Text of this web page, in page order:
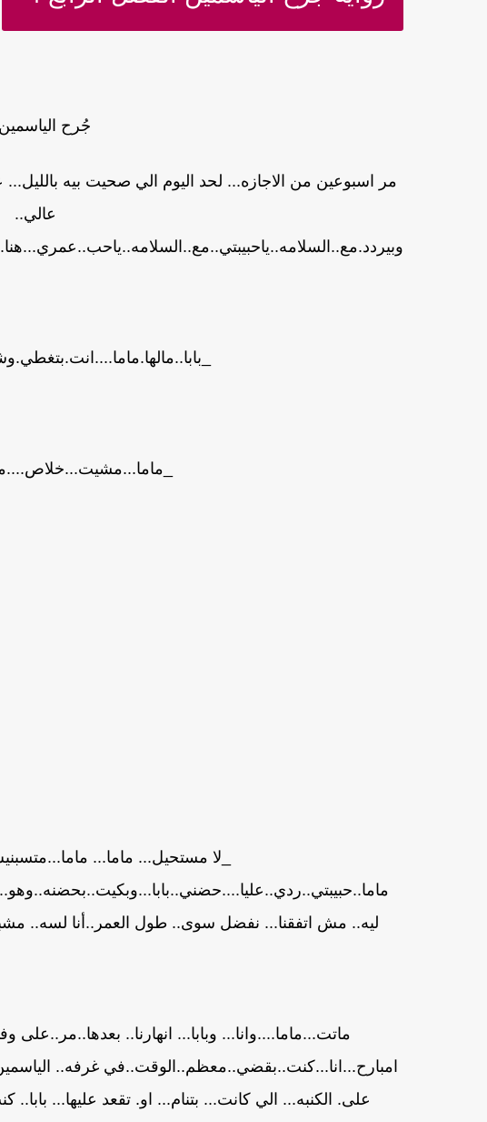
جُرح
مر اسبوعين من الاجازه... لحد اليوم الي صحيت بيه
عالي..
_لا مستحيل... ماما...
ليه.. مش اتفقنا... نفضل سوى.. طول العمر..أنا لسه..
ماتت...ماما....وانا... وبابا... انهارنا..
امبارح...انا...كنت..بقضي..معظم..الوقت..في غرفه..
على. الكنبه... الي كانت... بتنام... او. تقعد عليها...